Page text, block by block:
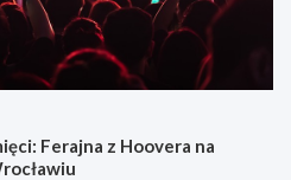
Ferajna z Hoovera na